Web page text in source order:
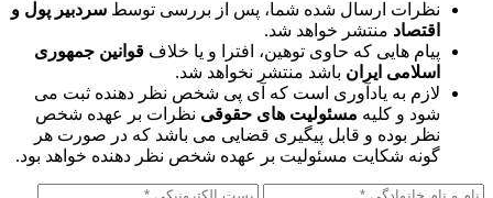
نظرات ارسال شده شما، پس از بررسی توسط سردبیر پول و
اقتصاد منتشر خواهد شد.
پیام هایی که حاوی توهین، افترا و یا خلاف قوانین جمهوری
اسلامی ایران باشد منتشر نخواهد شد.
لازم به یادآوری است که آی پی شخص نظر دهنده ثبت می
شود و کلیه مسئولیت های حقوقی نظرات بر عهده شخص
نظر بوده و قابل پیگیری قضایی می باشد که در صورت هر
گونه شکایت مسئولیت بر عهده شخص نظر دهنده خواهد بود.